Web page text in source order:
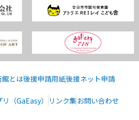
館とは後援申請用紙後援ネット申請
（GaEasy） リンク集 お問い合わせ